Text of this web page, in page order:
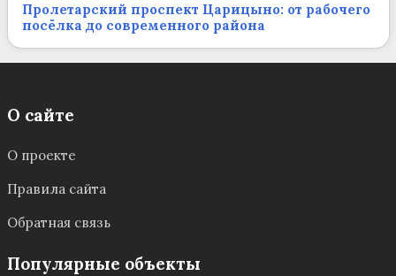
Пролетарский проспект Царицыно: от рабочего
посёлка до современного района
О сайте
О проекте
Правила сайта
Обратная связь
Популярные объекты